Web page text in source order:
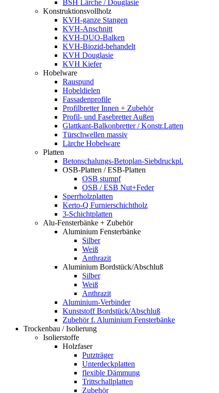
BSH Lärche / Douglasie
Konstruktionsvollholz
KVH-ganze Stangen
KVH-Anschnitt
KVH-DUO-Balken
KVH-Biozid-behandelt
KVH Douglasie
KVH Kiefer
Hobelware
Rauspund
Hobeldielen
Fassadenprofile
Profilbretter Innen + Zubehör
Profil- und Fasebretter Außen
Glattkant-Balkonbretter / Konstr.Latten
Türschwellen massiv
Lärche Hobelware
Platten
Betonschalungs-Betoplan-Siebdruckpl.
OSB-Platten / ESB-Platten
OSB stumpf
OSB / ESB Nut+Feder
Sperrholzplatten
Kerto-Q Furnierschichtholz
3-Schichtplatten
Alu-Fensterbänke + Zubehör
Aluminium Fensterbänke
Silber
Weiß
Anthrazit
Aluminium Bordstück/Abschluß
Silber
Weiß
Anthrazit
Aluminium-Verbinder
Kunststoff Bordstück/Abschluß
Zubehör f. Aluminium Fensterbänke
Trockenbau / Isolierung
Isolierstoffe
Holzfaser
Putzträger
Unterdeckplatten
flexible Dämmung
Trittschallplatten
Zubehör